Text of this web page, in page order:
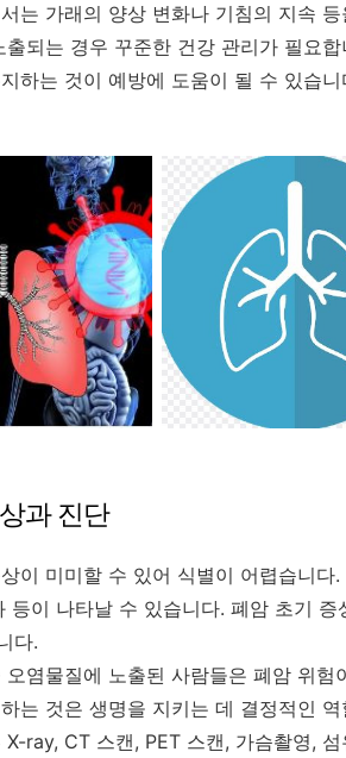
는 가래의 양상 변화나 기침의 지속
출되는 경우 꾸준한 건강 관리가 필요
하는 것이 예방에 도움이 될 수 있습니
과 진단
이 미미할 수 있어 식별이 어렵습니다
등이 나타날 수 있습니다. 폐암 초기
다.
염물질에 노출된 사람들은 폐암 위
는 것은 생명을 지키는 데 결정적인 역
ray, CT 스캔, PET 스캔, 가슴촬영,